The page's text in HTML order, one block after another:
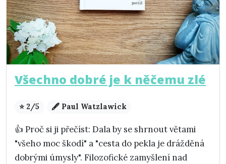
Všechno dobré je k něčemu zlé
⭐ 2/5 🖋️ Paul Watzlawick
👍 Proč si ji přečíst: Dala by se shrnout větami
"všeho moc škodí" a "cesta do pekla je drážděná
dobrými úmysly". Filozofické zamyšlení nad